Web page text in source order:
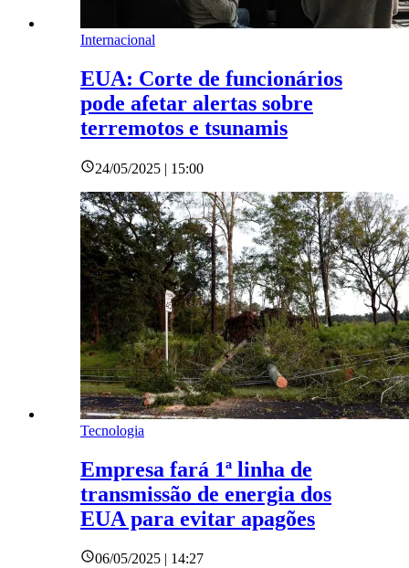
Internacional
EUA: Corte de funcionários
pode afetar alertas sobre
terremotos e tsunamis
24/05/2025 | 15:00
Tecnologia
Empresa fará 1ª linha de
transmissão de energia dos
EUA para evitar apagões
06/05/2025 | 14:27